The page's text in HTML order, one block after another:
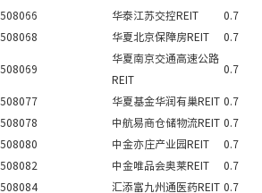
508066 华泰江苏交控REIT
0.7
508068 华夏北京保障房REIT 0.7
508069
华夏南京交通高速公路
REIT
0.7
508077 华夏基金华润有巢REIT 0.7
508078 中航易商仓储物流REIT 0.7
508080 中金亦庄产业园REIT
0.7
508082 中金唯品会奥莱REIT
0.7
508084 汇添富九州通医药REIT 0.7